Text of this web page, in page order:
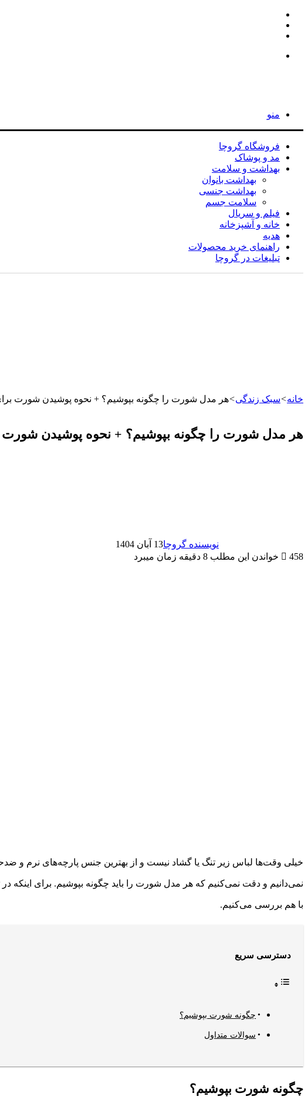
منو
فروشگاه گروچا
مد و پوشاک
بهداشت و سلامت
بهداشت بانوان
بهداشت جنسی
سلامت جسم
فیلم و سریال
خانه و آشپزخانه
هدیه
راهنمای خرید محصولات
تبلیغات در گروچا
خانه>سبک زندگی>هر مدل شورت را چگونه بپوشیم؟ + نحوه پوشیدن شورت برای
هر مدل شورت را چگونه بپوشیم؟ + نحوه پوشیدن شورت
نویسنده گروچا13 آبان 1404
458
خواندن این مطلب 8 دقیقه زمان میبرد
خیلی وقت‌ها لباس زیر تنگ یا گشاد نیست و از بهترین جنس پارچه‌های نرم و
نمی‌دانیم و دقت نمی‌کنیم که هر مدل شورت را باید چگونه بپوشیم. برای اینکه
با هم بررسی می‌کنیم.
دسترسی سریع
چگونه شورت بپوشیم؟
سوالات متداول
چگونه شورت بپوشیم؟